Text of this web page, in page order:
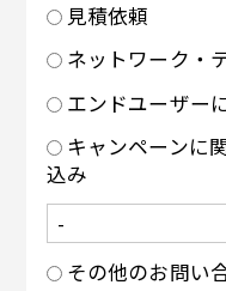
見積依頼
ネットワーク・
エンドユーザー
キャンペーンに
込み
その他のお問い